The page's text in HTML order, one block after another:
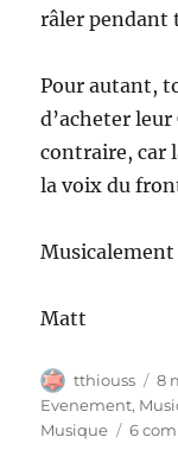
râler pendant
Pour autant,
d’acheter leur
contraire, car
la voix du
Matt
Auteur
tthiouss
le
8
Evenement,
Musique
6